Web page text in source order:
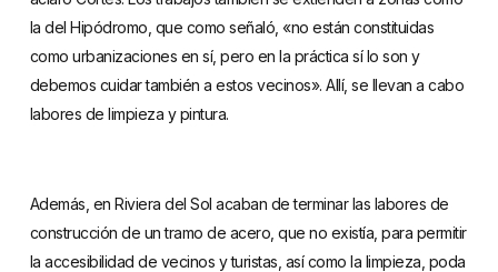
la del Hipódromo, que como señaló, «no están constituidas
como urbanizaciones en sí, pero en la práctica sí lo son y
debemos cuidar también a estos vecinos». Allí, se llevan a cabo
labores de limpieza y pintura.
Además, en Riviera del Sol acaban de terminar las labores de
construcción de un tramo de acero, que no existía, para permitir
la accesibilidad de vecinos y turistas, así como la limpieza, poda